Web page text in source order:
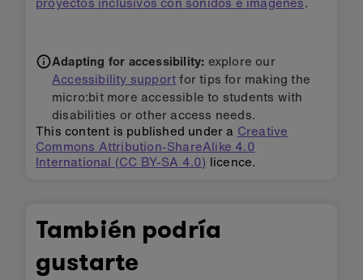
Adapting for accessibility: explore our
Accessibility supportfor tips for making the
micro:bit more accessible to students with
disabilities or other access needs.
This content is published under a Creative
Commons Attribution-ShareAlike 4.0
International (CC BY-SA 4.0) licence.
También podría
gustarte